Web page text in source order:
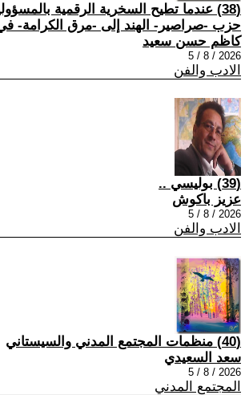
(38) عندما تطيح السخرية الرقمية
حزب -صراصير- الهند إلى -مرق الكرامة-
كاظم حسن سعيد
2026 / 8 / 5
الادب والفن
(39) بوليسي ..
عزيز باكوش
2026 / 8 / 5
الادب والفن
(40) منظمات المجتمع المدني والسيستاني
سعد السعيدي
2026 / 8 / 5
المجتمع المدني